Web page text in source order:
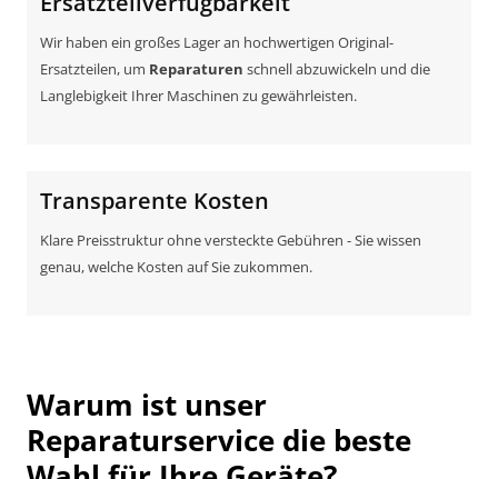
Wir haben ein großes Lager an hochwertigen Original-
Ersatzteilen, um Reparaturen schnell abzuwickeln und die
Langlebigkeit Ihrer Maschinen zu gewährleisten.
Transparente Kosten
Klare Preisstruktur ohne versteckte Gebühren - Sie wissen
genau, welche Kosten auf Sie zukommen.
Warum ist unser
Reparaturservice die beste